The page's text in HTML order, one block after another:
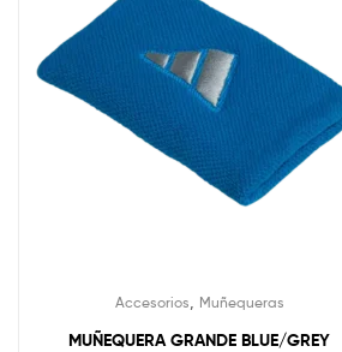
Accesorios Muñequeras
MUÑEQUERA GRANDE BLUE/GREY